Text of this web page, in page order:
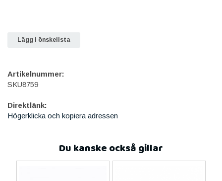
Lägg i önskelista
Artikelnummer:
SKU8759
Direktlänk:
Högerklicka och kopiera adressen
Du kanske också gillar